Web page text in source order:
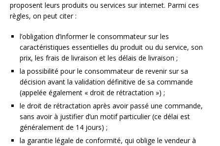
proposent leurs produits ou services sur internet. Parmi ces
règles, on peut citer :
l’obligation d’informer le consommateur sur les
caractéristiques essentielles du produit ou du service, son
prix, les frais de livraison et les délais de livraison ;
la possibilité pour le consommateur de revenir sur sa
décision avant la validation définitive de sa commande
(appelée également « droit de rétractation ») ;
le droit de rétractation après avoir passé une commande,
sans avoir à justifier d’un motif particulier (ce délai est
généralement de 14 jours) ;
la garantie légale de conformité, qui oblige le vendeur à